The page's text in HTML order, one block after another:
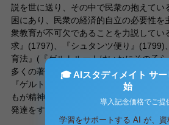
説を世に送り、その中で民衆の抱えてい
困にあり、民衆の経済的自立の必要性を
衆教育が不可欠であることを力説してい
求』(1797)、『シュタンツ便り』(1799)
育法』(『ゲルトルートはいかにその子
多くの著書を残している。
『ゲルトルート児童教育法』によれば
もが精神的（頭）、道徳的（胸）、身体
発達をするように援助するところにおい
🎓 AIスタディメイト サー
始
導入記念価格でご提
学習をサポートする AI が、資